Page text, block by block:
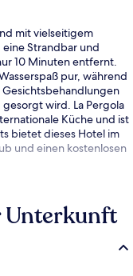
mit vielseitigem
Strandbar und
10 Minuten entfernt.
pur, während
Gesichtsbehandlungen
wird. La Pergola
Küche und ist
bietet dieses Hotel im
und einen kostenlosen
Unterkunft